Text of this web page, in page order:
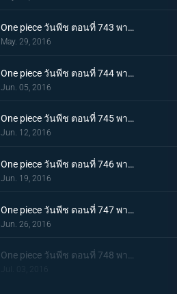
One piece วันพีช ตอนที่ 743 พากย์ไทย สปิริตลูกผู้ชาย! ลูฟี่ vs ฟูจิโทระ ปะทะกันซึ่งหน้า!
May. 29, 2016
One piece วันพีช ตอนที่ 744 พากย์ไทย ไร้ทางหลบหนี การไล่ล่าที่ไร้ปรานีของพลเรือเอกฟูจิโทระ!
Jun. 05, 2016
One piece วันพีช ตอนที่ 745 พากย์ไทย จอกของลูกน้อง! ก่อตั้งกองเรือโจรสลัดหมวกฟาง!
Jun. 12, 2016
One piece วันพีช ตอนที่ 746 พากย์ไทย สงครามชิงอำนาจ! เหล่าสัตว์ประหลาดแห่งนิวเวิลด์ที่บ้าคลั่ง!
Jun. 19, 2016
One piece วันพีช ตอนที่ 747 พากย์ไทย ปราการสีเงิน! การผจญภัยครั้งใหญ่ของลูฟี่และบาร์ตโท!
Jun. 26, 2016
Jul. 03, 2016